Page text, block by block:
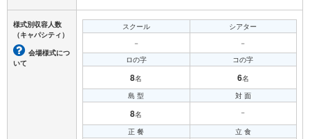
様式別収容人数
（キャパシティ）
会場様式につ
いて
スクール
－
シアター
－
ロの字
8名
コの字
6名
島 型
8名
対 面
－
正 餐
立 食